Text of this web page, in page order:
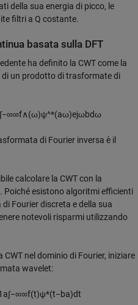
della sua energia di picco, le
filtri a Q costante.
basata sulla DFT
ha definito la CWT come la
un prodotto di trasformate di
∫−∞∞f∧(ω)ψ^*(aω)ejωbdω
di Fourier inversa è il
calcolare la CWT con la
esistono algoritmi efficienti
Fourier discreta e della sua
notevoli risparmi utilizzando
CWT nel dominio di Fourier, iniziare
wavelet:
a∫−∞∞f(t)ψ*(t−ba)dt